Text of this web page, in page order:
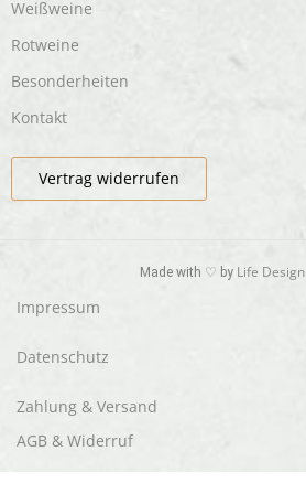
Weißweine
Rotweine
Besonderheiten
Kontakt
Vertrag widerrufen
Made with ♡ by Life Design
Impressum
Datenschutz
Zahlung & Versand
AGB & Widerruf